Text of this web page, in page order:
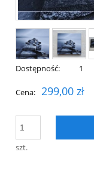
Dostępność: 1
Cena: 299,00 zł
szt.